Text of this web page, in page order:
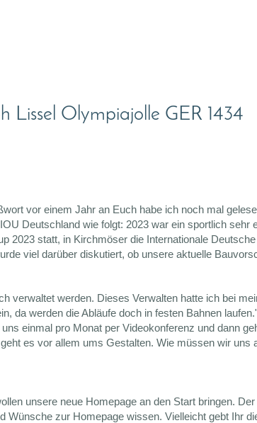
Lissel Olympiajolle GER 1434
vor einem Jahr an Euch habe ich noch mal
Deutschland wie folgt: 2023 war ein sportlich
2023 statt, in Kirchmöser die Internationale
viel darüber diskutiert, ob unsere aktuelle
verwaltet werden. Dieses Verwalten hatte ich bei
da werden die Abläufe doch in festen Bahnen
einmal pro Monat per Videokonferenz und dann
es vor allem ums Gestalten. Wie müssen wir
unsere neue Homepage an den Start bringen.
zur Homepage wissen. Vielleicht gebt Ihr